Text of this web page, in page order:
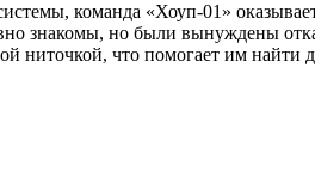
команда «Хоуп-01»
знакомы, но были вынуждены
ниточкой, что помогает им найти